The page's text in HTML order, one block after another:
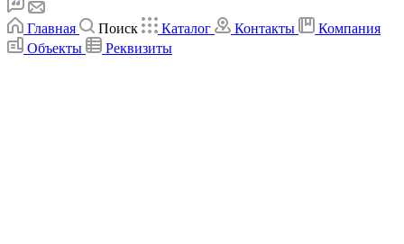
Главная Поиск Каталог Контакты
Компания
Объекты
Реквизиты